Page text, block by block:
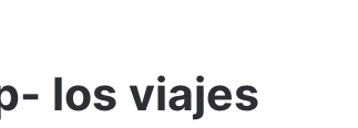
los viajes